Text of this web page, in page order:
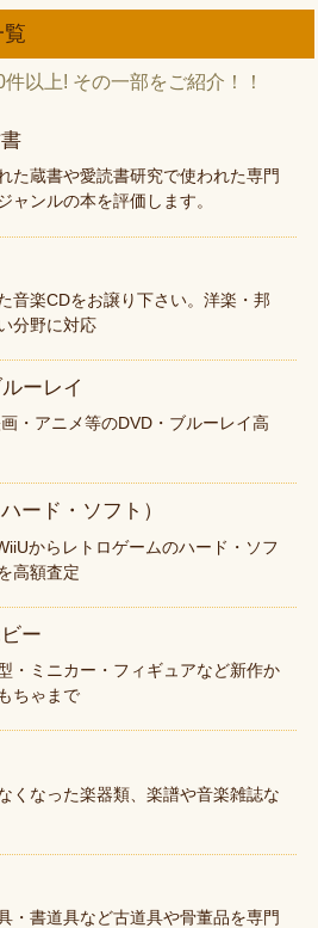
以上! その一部をご紹介！！
た蔵書や愛読書研究で使われた専門
ャンルの本を評価します。
音楽CDをお譲り下さい。洋楽・邦
分野に対応
ーレイ
・アニメ等のDVD・ブルーレイ高
ード・ソフト）
からレトロゲームのハード・ソフ
高額査定
ー
・ミニカー・フィギュアなど新作か
ちゃまで
くなった楽器類、楽譜や音楽雑誌な
・書道具など古道具や骨董品を専門